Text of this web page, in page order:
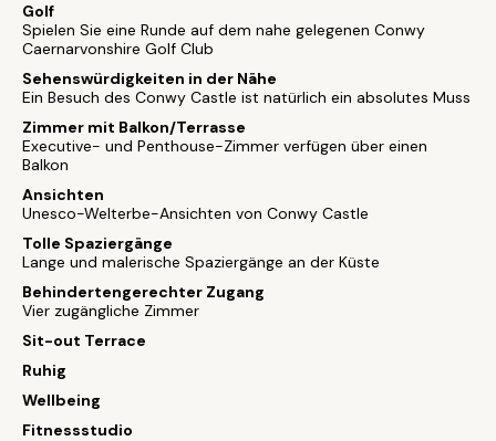
Golf
Spielen Sie eine Runde auf dem nahe gelegenen Conwy
Caernarvonshire Golf Club
Sehenswürdigkeiten in der Nähe
Ein Besuch des Conwy Castle ist natürlich ein absolutes Muss
Zimmer mit Balkon/Terrasse
Executive- und Penthouse-Zimmer verfügen über einen
Balkon
Ansichten
Unesco-Welterbe-Ansichten von Conwy Castle
Tolle Spaziergänge
Lange und malerische Spaziergänge an der Küste
Behindertengerechter Zugang
Vier zugängliche Zimmer
Sit-out Terrace
Ruhig
Wellbeing
Fitnessstudio